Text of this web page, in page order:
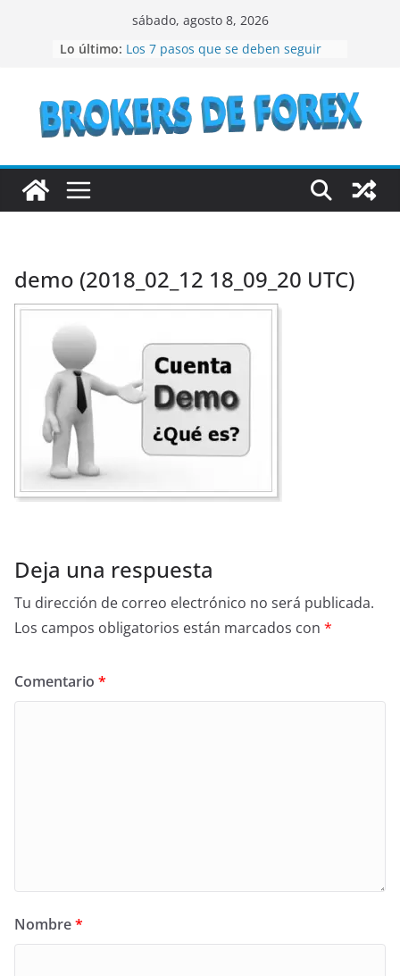
sábado, agosto 8, 2026
Lo último: Los 7 pasos que se deben seguir
¿Vale la pena considerar la
inversión en acciones de IBM en el
año 2023?
invertir en bonos del Estado
Recomendaciones a seguir si se
quiere especular en bolsa
demo (2018_02_12 18_09_20 UTC)
Deja una respuesta
Tu dirección de correo electrónico no será publicada.
Los campos obligatorios están marcados con *
Comentario *
Nombre*